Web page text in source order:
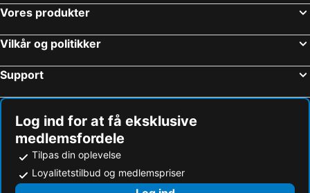
Vores produkter
Vilkår og politikker
Support
Log ind for at få eksklusive
medlemsfordele
Tilpas din oplevelse
Loyalitetstilbud og medlemspriser